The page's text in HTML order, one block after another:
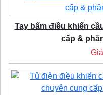
Tay bấm điều khiển
cấp &